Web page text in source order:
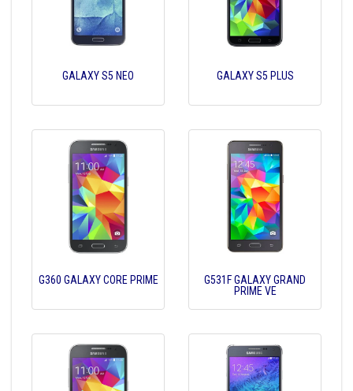
GALAXY S5 NEO GALAXY S5 PLUS
G360 GALAXY CORE PRIME
G531F GALAXY GRAND
PRIME VE